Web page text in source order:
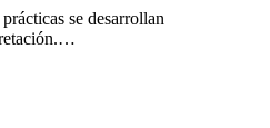
se desarrollan